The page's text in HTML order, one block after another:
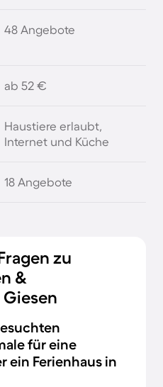
48 Angebote
ab 52 €
Haustiere erlaubt,
Internet und Küche
18 Angebote
zu
&
für eine
ein Ferienhaus in